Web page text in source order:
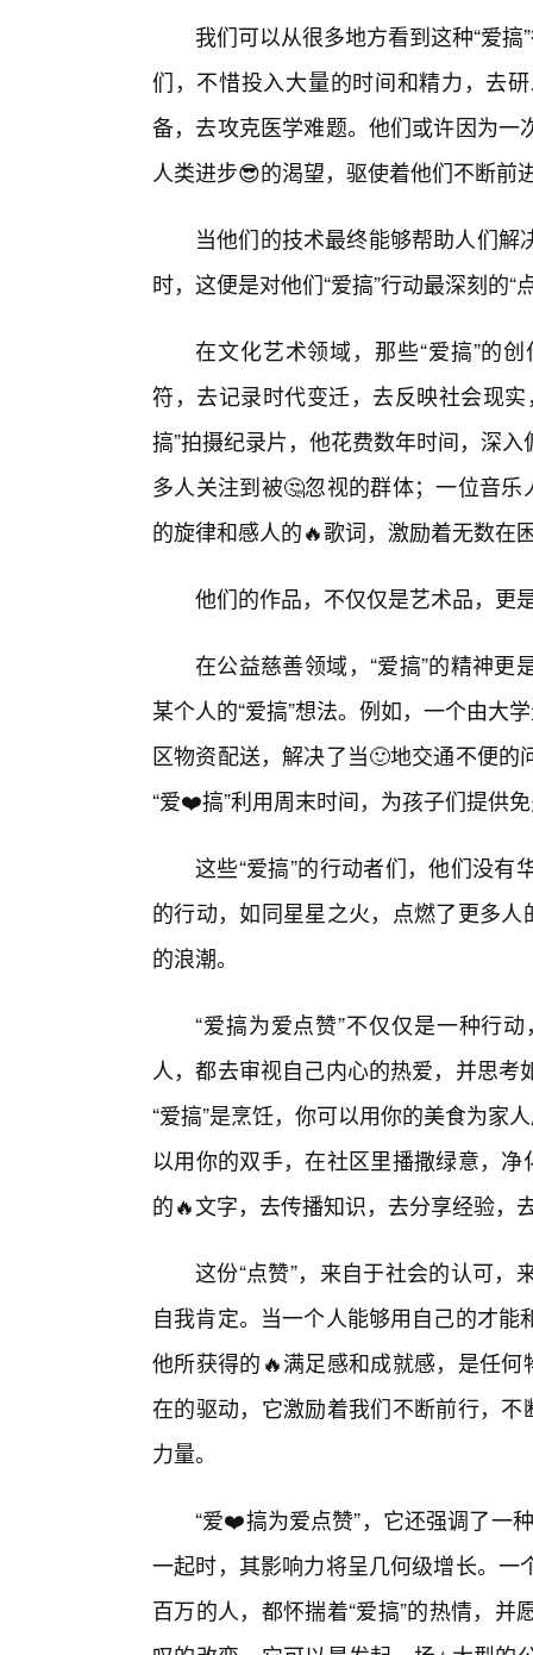
我们可以从很多地方看到这种“爱
们，不惜投入大量的时间和精力，去
备，去攻克医学难题。他们或许因为
人类进步😎的渴望，驱使着他们不断前
当他们的技术最终能够帮助人们
时，这便是对他们“爱搞”行动最深刻的“
在文化艺术领域，那些“爱搞”的
符，去记录时代变迁，去反映社会现
搞”拍摄纪录片，他花费数年时间，深
多人关注到被🤔忽视的群体；一位音
的旋律和感人的🔥歌词，激励着无数在
他们的作品，不仅仅是艺术品，更
在公益慈善领域，“爱搞”的精神
某个人的“爱搞”想法。例如，一个由大
区物资配送，解决了当🙂地交通不便
“爱❤️搞”利用周末时间，为孩子们提供
这些“爱搞”的行动者们，他们没
的行动，如同星星之火，点燃了更多
的浪潮。
“爱搞为爱点赞”不仅仅是一种行
人，都去审视自己内心的热爱，并思
“爱搞”是烹饪，你可以用你的美食为家
以用你的双手，在社区里播撒绿意，
的🔥文字，去传播知识，去分享经验，
这份“点赞”，来自于社会的认可
自我肯定。当一个人能够用自己的才
他所获得的🔥满足感和成就感，是任
在的驱动，它激励着我们不断前行，
力量。
“爱❤️搞为爱点赞”，它还强调了一
一起时，其影响力将呈几何级增长。
百万的人，都怀揣着“爱搞”的热情，